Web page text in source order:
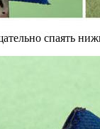
спаять